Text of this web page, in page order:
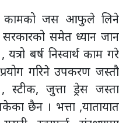
कामको जस आफुले लिने
समेत ध्यान जान
बर्ष निस्वार्थ काम गरे
गरिने उपकरण जस्तौ
स्टीक, जुत्ता ड्रेस जस्ता
छैन । भत्ता ,यातायात